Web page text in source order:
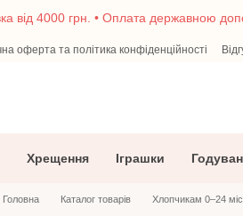
від 4000 грн. • Оплата державною
оферта та політика конфіденційності
Хрещення Іграшки
Головна Каталог товарів Хлопчикам 0–24 міс.